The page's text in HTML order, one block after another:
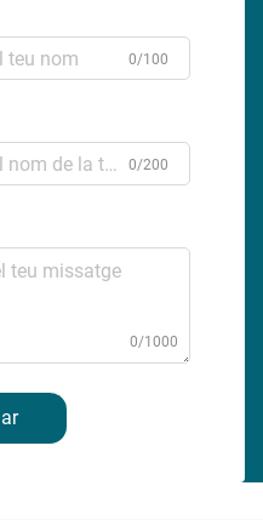
0/100
0/200
0/1000